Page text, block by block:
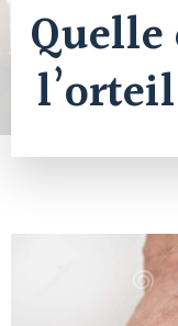
Quelle